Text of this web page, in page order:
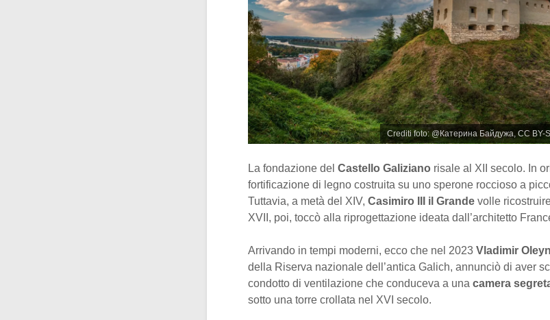
Crediti foto: @Катерина Байдужа, CC BY-
La fondazione del Castello Galiziano risale al XII secolo. In
fortificazione di legno costruita su uno sperone roccioso a
Tuttavia, a metà del XIV, Casimiro III il Grande volle
XVII, poi, toccò alla riprogettazione ideata dall’architetto
Arrivando in tempi moderni, ecco che nel 2023 Vladimir
della Riserva nazionale dell’antica Galich, annunciò di aver
condotto di ventilazione che conduceva a una camera
sotto una torre crollata nel XVI secolo.